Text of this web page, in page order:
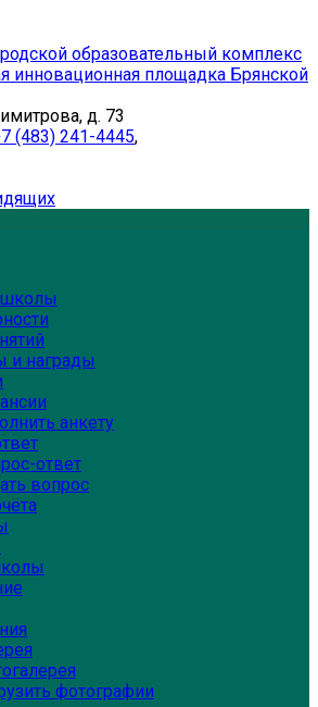
образовательный комплекс
инновационная площадка Брянской
д. 73
(483) 241-4445,
школы
и награды
анкету
ответ
вопрос
фотографии